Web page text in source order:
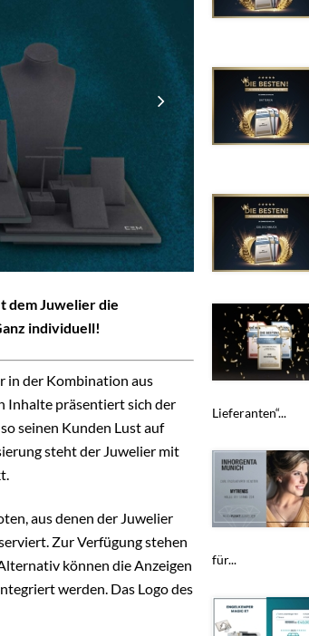
dem Juwelier die
individuell!
in der Kombination aus
Inhalte präsentiert sich der
seinen Kunden Lust auf
steht der Juwelier mit
aus denen der Juwelier
Zur Verfügung stehen
können die Anzeigen
werden. Das Logo des
Lieferanten“...
für...